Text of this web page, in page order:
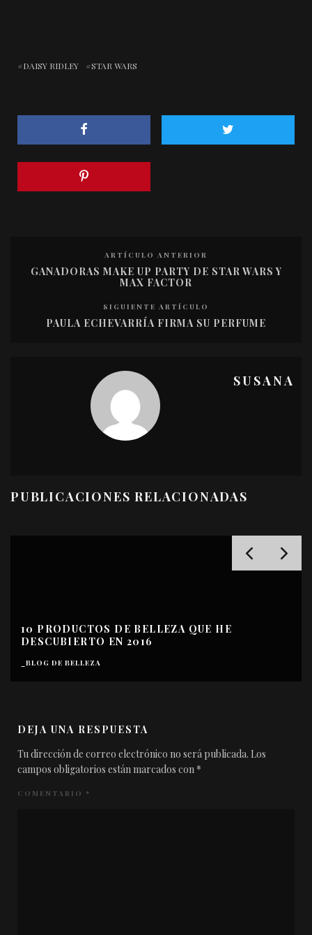
DAISY RIDLEY STAR WARS
ARTÍCULO ANTERIOR
GANADORAS MAKE UP PARTY DE STAR WARS Y
MAX FACTOR
SIGUIENTE ARTÍCULO
PAULA ECHEVARRÍA FIRMA SU PERFUME
SUSANA
PUBLICACIONES RELACIONADAS
EL DÍA QUE ESTE BLOG SE PASÓ AL LADO
OSCURO…
ACTIVIDADES THE BEAUTY BLOG
DEJA UNA RESPUESTA
Tu dirección de correo electrónico no será publicada. Los
campos obligatorios están marcados con *
COMENTARIO *